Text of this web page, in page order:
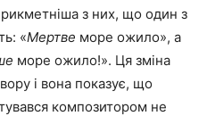
з них, що один з
«Мертве море ожило», а
море ожило!». Ця зміна
і вона показує, що
композитором не